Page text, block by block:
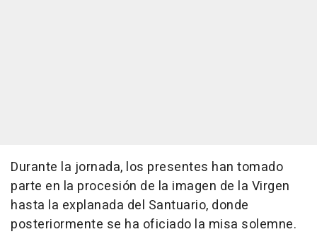
Durante la jornada, los presentes han tomado
parte en la procesión de la imagen de la Virgen
hasta la explanada del Santuario, donde
posteriormente se ha oficiado la misa solemne.